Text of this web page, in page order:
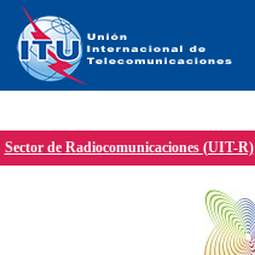
Sector de Radiocomunicaciones (UIT-R)